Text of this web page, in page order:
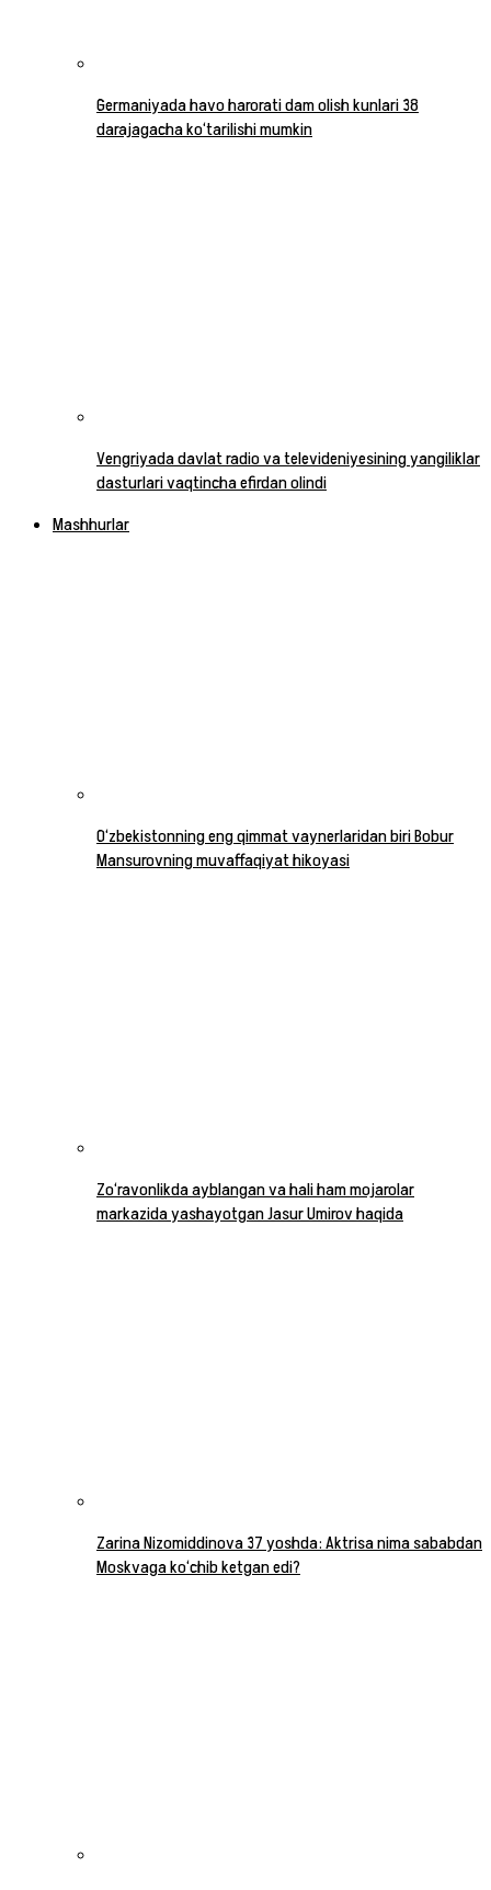
Germaniyada havo harorati dam olish kunlari 38
darajagacha ko‘tarilishi mumkin
Vengriyada davlat radio va televideniyesining yangiliklar
dasturlari vaqtincha efirdan olindi
Mashhurlar
O‘zbekistonning eng qimmat vaynerlaridan biri Bobur
Mansurovning muvaffaqiyat hikoyasi
Zo‘ravonlikda ayblangan va hali ham mojarolar
markazida yashayotgan Jasur Umirov haqida
Zarina Nizomiddinova 37 yoshda: Aktrisa nima sababdan
Moskvaga ko‘chib ketgan edi?